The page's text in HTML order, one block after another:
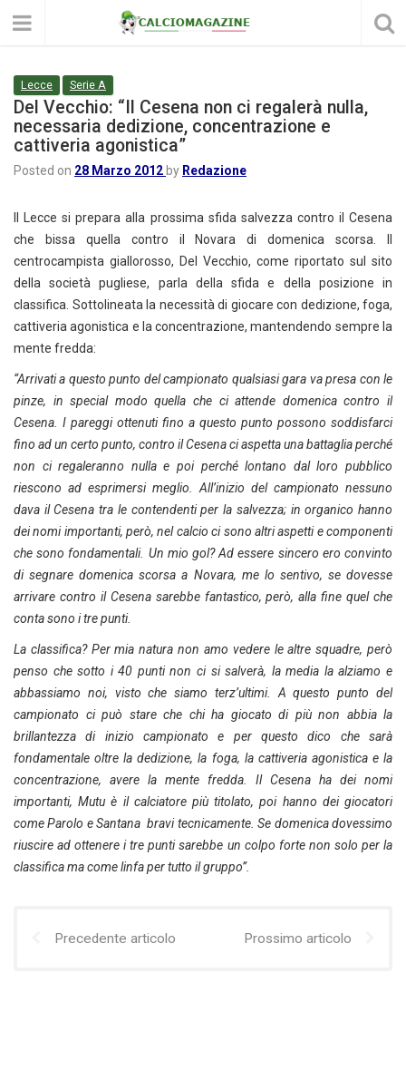
Lecce Serie A
Del Vecchio: “Il Cesena non ci regalerà nulla,
necessaria dedizione, concentrazione e
cattiveria agonistica”
Posted on 28 Marzo 2012 by Redazione
Il Lecce si prepara alla prossima sfida salvezza contro il Cesena
che bissa quella contro il Novara di domenica scorsa. Il
centrocampista giallorosso, Del Vecchio, come riportato sul sito
della società pugliese, parla della sfida e della posizione in
classifica. Sottolineata la necessità di giocare con dedizione, foga,
cattiveria agonistica e la concentrazione, mantendendo sempre la
mente fredda:
“Arrivati a questo punto del campionato qualsiasi gara va presa con le
pinze, in special modo quella che ci attende domenica contro il
Cesena. I pareggi ottenuti fino a questo punto possono soddisfarci
fino ad un certo punto, contro il Cesena ci aspetta una battaglia perché
non ci regaleranno nulla e poi perché lontano dal loro pubblico
riescono ad esprimersi meglio. All’inizio del campionato nessuno
dava il Cesena tra le contendenti per la salvezza; in organico hanno
dei nomi importanti, però, nel calcio ci sono altri aspetti e componenti
che sono fondamentali. Un mio gol? Ad essere sincero ero convinto
di segnare domenica scorsa a Novara, me lo sentivo, se dovesse
arrivare contro il Cesena sarebbe fantastico, però, alla fine quel che
conta sono i tre punti.
La classifica? Per mia natura non amo vedere le altre squadre, però
penso che sotto i 40 punti non ci si salverà, la media la alziamo e
abbassiamo noi, visto che siamo terz’ultimi. A questo punto del
campionato ci può stare che chi ha giocato di più non abbia la
brillantezza di inizio campionato e per questo dico che sarà
fondamentale oltre la dedizione, la foga, la cattiveria agonistica e la
concentrazione, avere la mente fredda. Il Cesena ha dei nomi
importanti, Mutu è il calciatore più titolato, poi hanno dei giocatori
come Parolo e Santana bravi tecnicamente. Se domenica dovessimo
riuscire ad ottenere i tre punti sarebbe un colpo forte non solo per la
classifica ma come linfa per tutto il gruppo”.
Precedente articolo Prossimo articolo